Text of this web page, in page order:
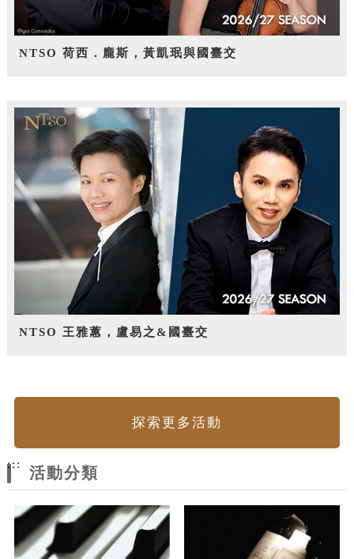
NTSO 荷西．龐斯，黃凱珉與國臺交
NTSO 王雅蕙，盧易之&國臺交
探索更多活動
:::
活動分類